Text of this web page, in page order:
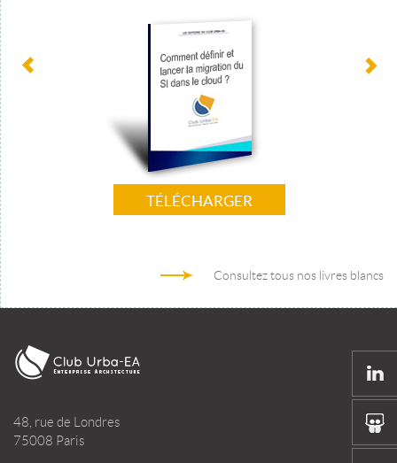
TÉLÉCHARGER
Consultez tous nos livres blancs
48, rue de Londres
75008 Paris